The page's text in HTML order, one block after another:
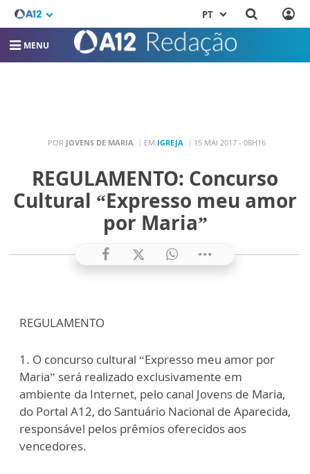
PT
MENU
POR JOVENS DE MARIA EM IGREJA 15 MAI 2017 - 08H16
REGULAMENTO: Concurso
Cultural “Expresso meu amor
por Maria”
REGULAMENTO
1. O concurso cultural “Expresso meu amor por
Maria” será realizado exclusivamente em
ambiente da Internet, pelo canal Jovens de Maria,
do Portal A12, do Santuário Nacional de Aparecida,
responsável pelos prêmios oferecidos aos
vencedores.